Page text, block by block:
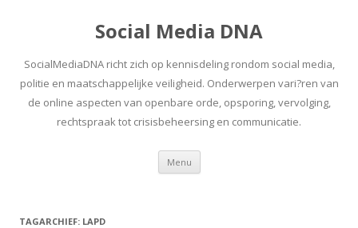
Social Media DNA
SocialMediaDNA richt zich op kennisdeling rondom social media,
politie en maatschappelijke veiligheid. Onderwerpen vari?ren van
de online aspecten van openbare orde, opsporing, vervolging,
rechtspraak tot crisisbeheersing en communicatie.
Menu Spring
inhoud
TAGARCHIEF: LAPD